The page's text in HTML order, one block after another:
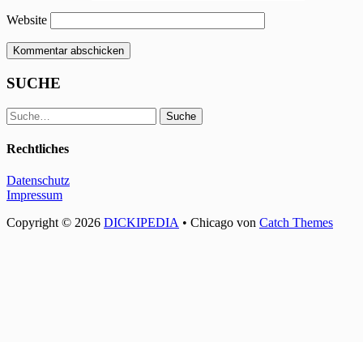
Website
SUCHE
Suche Suche
Rechtliches
Datenschutz
Impressum
Copyright © 2026 DICKIPEDIA • Chicago von Catch Themes